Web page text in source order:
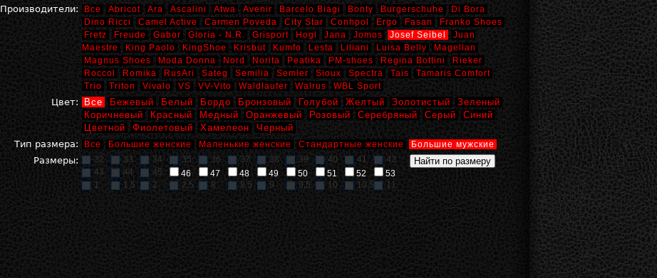
Производители: Все Abricot Ara Ascalini Atwa Avenir Barcelo Biagi Bonty Burgerschuhe
Di Bora
Dino Ricci
Camel Active Carmen Poveda City Star Conhpol Ergo Fasan
Franko Shoes
Fretz
Freude Gabor Gloria - N.R. Grisport Hogl Jana Jomos Josef Seibel
Juan
Maestre
King Paolo KingShoe Krisbut Kumfo Lesta Liliani Luisa Belly
Magellan
Magnus Shoes
Moda Donna Nord Norita Peatika PM-shoes Regina Bottini
Rieker
Roccol
Romika RusAri Sateg Semilia Semler Sioux Spectra Tais
Tamaris Comfort
Trio
Triton Vivalo VS VV-Vito Waldlaufer Walrus WBL Sport
Цвет: Все Бежевый Белый Бордо Бронзовый Голубой Желтый Золотистый
Зеленый
Коричневый
Красный Медный Оранжевый Розовый Серебряный Серый
Синий
Цветной
Фиолетовый Хамелеон
Черный
Тип размера:
Все Большие женские Маленькие женские Стандартные женские Большие мужские
Размеры: 32 33 34 35 36 37 38 39 40 41
42
43
44 45 46 47 48 49 50 51 52
53
1
1,5 2 2,5 8 8,5 9 9,5 10 10,5 11